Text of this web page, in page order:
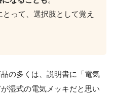
って、選択肢として覚え
の多くは、説明書に「電気
湿式の電気メッキだと思い